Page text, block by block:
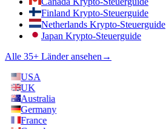
Finland Krypto-Steuerguide
Netherlands Krypto-Steuerguide
Japan Krypto-Steuerguide
Alle 35+ Länder ansehen →
USA
UK
Australia
Germany
France